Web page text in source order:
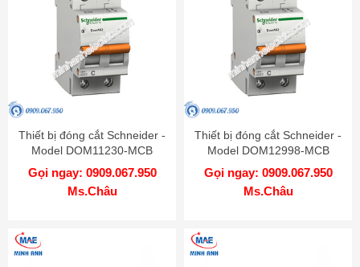
Thiết bị đóng cắt Schneider -
Model DOM11230-MCB
Gọi ngay: 0909.067.950
Ms.Châu
Thiết bị đóng cắt Schneider -
Model DOM12998-MCB
Gọi ngay: 0909.067.950
Ms.Châu